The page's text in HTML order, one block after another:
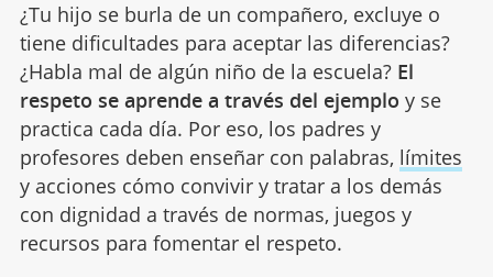
¿Tu hijo se burla de un compañero, excluye o
tiene dificultades para aceptar las diferencias?
¿Habla mal de algún niño de la escuela? El
respeto se aprende a través del ejemplo y se
practica cada día. Por eso, los padres y
profesores deben enseñar con palabras, límites
y acciones cómo convivir y tratar a los demás
con dignidad a través de normas, juegos y
recursos para fomentar el respeto.